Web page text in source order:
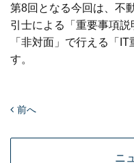
第8回となる今回は、不
引士による「重要事項
「非対面」で行える「
す。
前へ
ニ